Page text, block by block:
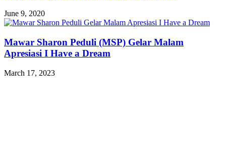
June 9, 2020
Mawar Sharon Peduli (MSP) Gelar Malam
Apresiasi I Have a Dream
March 17, 2023